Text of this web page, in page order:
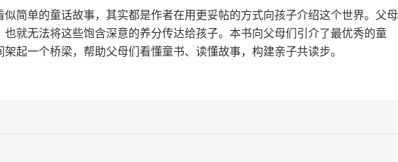
简单的童话故事，其实都是作者在用更妥帖的方式向孩子介绍这个世界。父母
就无法将这些饱含深意的养分传达给孩子。本书向父母们引介了最优秀的童
起一个桥梁，帮助父母们看懂童书、读懂故事，构建亲子共读步。